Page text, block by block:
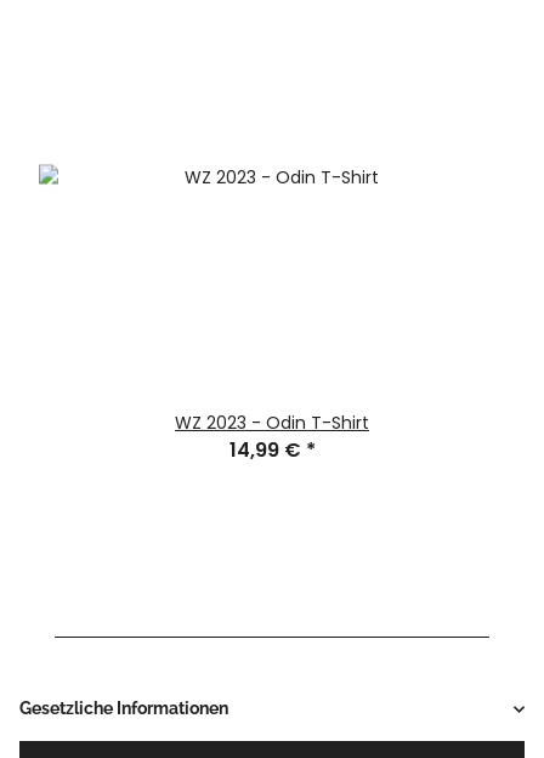
WZ 2023 - Odin T-Shirt
14,99 € *
Gesetzliche Informationen